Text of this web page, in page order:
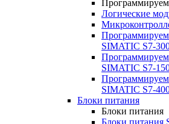
Логические
SIMATIC S7-
SIMATIC S7-
SIMATIC S7-
Блоки питания
Блоки питания
Блоки питания